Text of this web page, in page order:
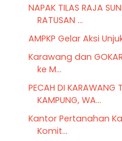
NAPAK TILAS RAJA
RATUSAN ...
AMPKP Gelar Aksi
Karawang dan
ke M...
PECAH DI KARAWANG
KAMPUNG, WA...
Kantor Pertanahan
Komit...